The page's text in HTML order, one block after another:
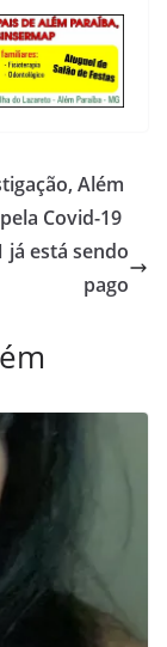
Além
Covid-19
já está sendo
pago